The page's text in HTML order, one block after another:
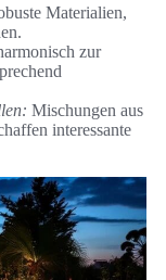
Materialien,
zur
Mischungen aus
interessante